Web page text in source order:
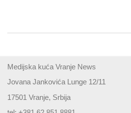
Medijska kuća Vranje News
Jovana Jankovića Lunge 12/11
17501 Vranje, Srbija